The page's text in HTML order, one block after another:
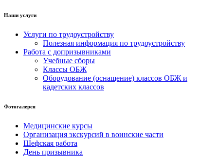
Наши услуги
Услуги по трудоустройству
Полезная информация по трудоустройству
Работа с допризывниками
Учебные сборы
Классы ОБЖ
Оборудование (оснащение) классов ОБЖ и
кадетских классов
Фотогалерея
Медицинские курсы
Организация экскурсий в воинские части
Шефская работа
День призывника